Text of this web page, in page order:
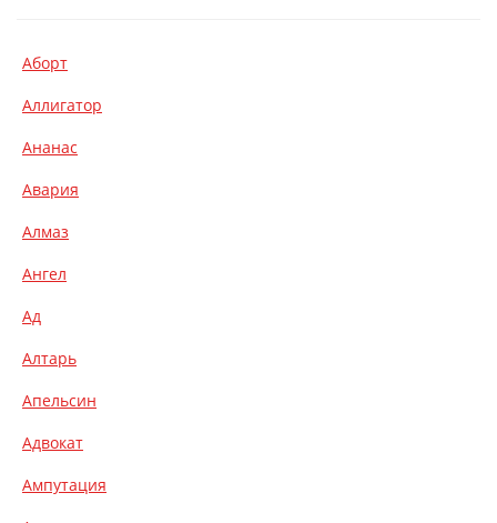
Аборт
Аллигатор
Ананас
Авария
Алмаз
Ангел
Ад
Алтарь
Апельсин
Адвокат
Ампутация